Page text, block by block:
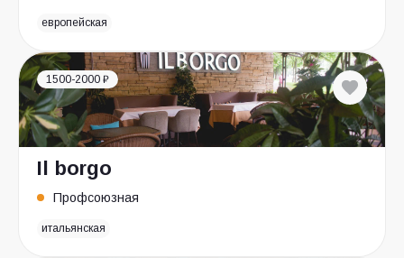
европейская
1500-2000 ₽
Il borgo
Профсоюзная
итальянская